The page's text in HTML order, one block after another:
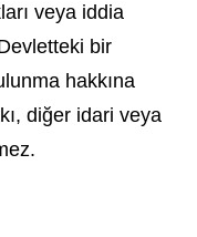
veya iddia
bir
hakkına
diğer idari veya